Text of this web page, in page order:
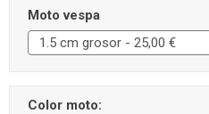
Moto vespa
Color moto: